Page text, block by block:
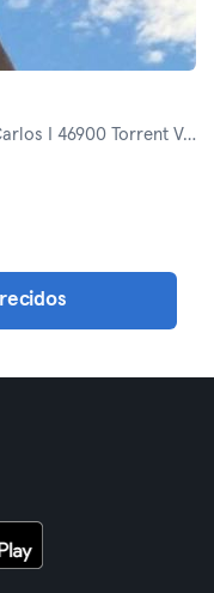
Torrent Valencia España